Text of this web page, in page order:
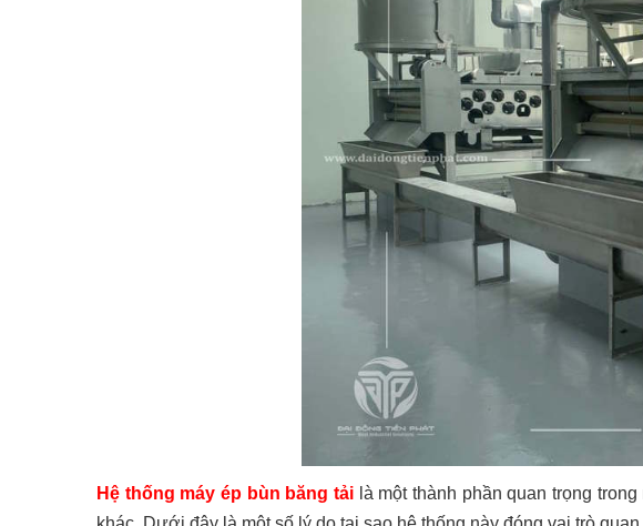
Hệ thống máy ép bùn băng tải là một thành phần quan trọng